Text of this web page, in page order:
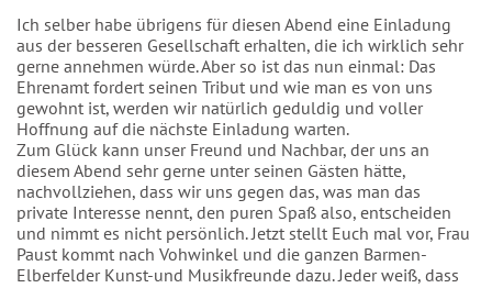
Ich selber habe übrigens für diesen Abend eine Einladung
aus der besseren Gesellschaft erhalten, die ich wirklich sehr
gerne annehmen würde. Aber so ist das nun einmal: Das
Ehrenamt fordert seinen Tribut und wie man es von uns
gewohnt ist, werden wir natürlich geduldig und voller
Hoffnung auf die nächste Einladung warten.
Zum Glück kann unser Freund und Nachbar, der uns an
diesem Abend sehr gerne unter seinen Gästen hätte,
nachvollziehen, dass wir uns gegen das, was man das
private Interesse nennt, den puren Spaß also, entscheiden
und nimmt es nicht persönlich. Jetzt stellt Euch mal vor, Frau
Paust kommt nach Vohwinkel und die ganzen Barmen-
Elberfelder Kunst-und Musikfreunde dazu. Jeder weiß, dass